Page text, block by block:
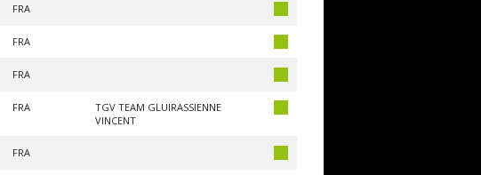
FRA
FRA
FRA
FRA
TGV TEAM GLUIRASSIENNE
VINCENT
FRA